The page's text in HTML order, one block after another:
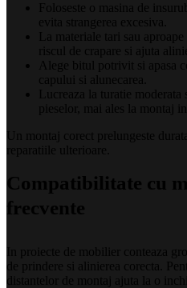
Foloseste o masina de
evita strangerea excesiva.
La materiale tari sau
riscul de crapare si ajuta
Alege bitul potrivit si apasa
capului si alunecarea.
Lucreaza la turatie
pieselor, mai ales la montaj in
Un montaj corect prelungeste
reparatiile ulterioare.
Compatibilitate cu
frecvente
In proiecte de mobilier conteaza
de prindere si alinierea corecta.
distantelor de montaj ajuta la o